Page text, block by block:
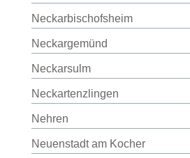
Neckarbischofsheim
Neckargemünd
Neckarsulm
Neckartenzlingen
Nehren
Neuenstadt am Kocher